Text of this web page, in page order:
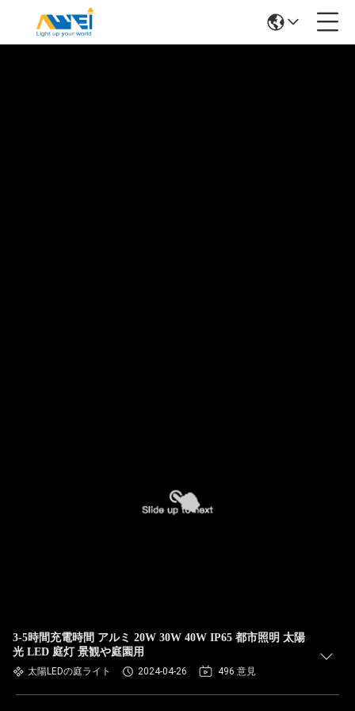
3-5時間充電時間 アルミ 20W 30W 40W IP65 都市照明 太陽
光 LED 庭灯 景観や庭園用
太陽LEDの庭ライト 2024-04-26 496 意見